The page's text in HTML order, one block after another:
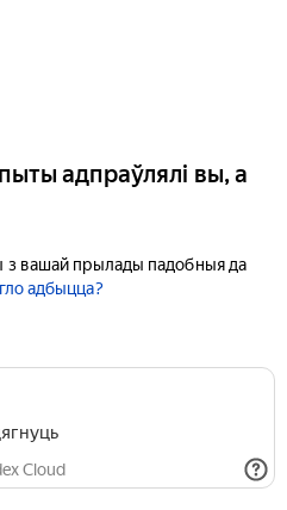
адпраўлялі вы, а
з вашай прылады падобныя да
адбыцца?
Cloud